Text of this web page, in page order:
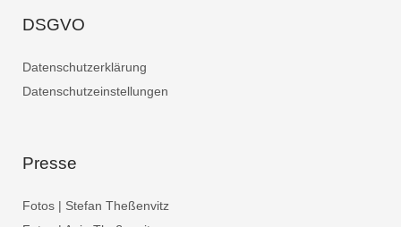
DSGVO
Datenschutzerklärung
Datenschutzeinstellungen
Presse
Fotos | Stefan Theßenvitz